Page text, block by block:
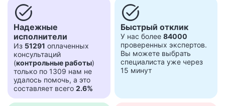
task_alt
Надежные
исполнители
Из 51291 оплаченных
консультаций
(контрольные работы)
только по 1309 нам не
удалось помочь, а это
составляет всего 2.6%
task_alt
Быстрый отклик
У нас более 84000
проверенных экспертов.
Вы можете выбрать
специалиста уже через
15 минут